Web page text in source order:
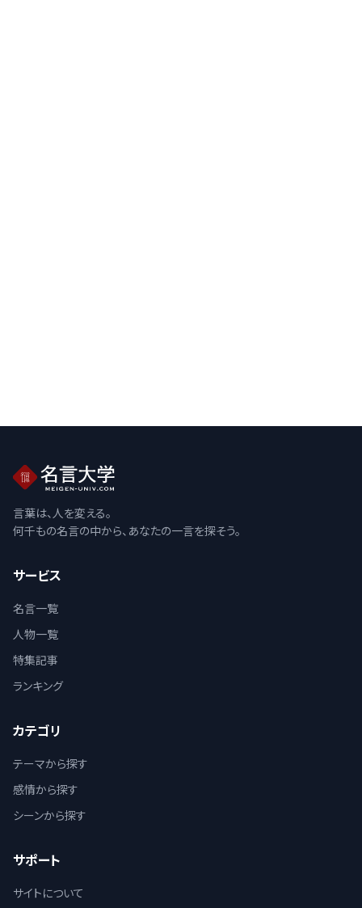
言葉は、人を変える。
何千もの名言の中から、あなたの一言を探そう。
サービス
名言一覧
人物一覧
特集記事
ランキング
カテゴリ
テーマから探す
感情から探す
シーンから探す
サポート
サイトについて